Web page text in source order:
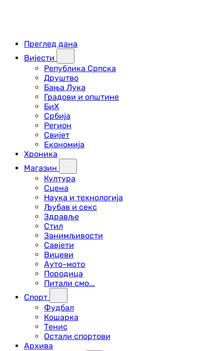
Преглед дана
Вијести
Република Српска
Друштво
Бања Лука
Градови и општине
БиХ
Србија
Регион
Свијет
Економија
Хроника
Магазин
Култура
Сцена
Наука и технологија
Љубав и секс
Здравље
Стил
Занимљивости
Савјети
Вицеви
Ауто-мото
Породица
Питали смо...
Спорт
Фудбал
Кошарка
Тенис
Остали спортови
Архива